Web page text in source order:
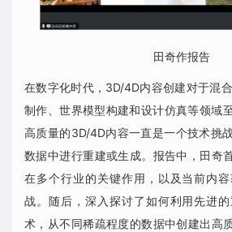
田奇作报告
在数字化时代，3D/4D内容创建对于混
制作、世界模型构建和设计仿真等领域
高质量的3D/4D内容一直是一个技术挑
数据中进行重建或生成。报告中，田奇
在多个行业的关键作用，以及当前内
战。随后，深入探讨了如何利用先进
术，从不同稀疏程度的数据中创建出高